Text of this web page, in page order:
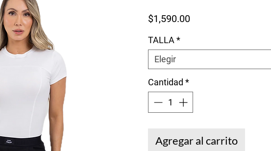
$1,590.00Precio
TALLA *
Elegir
Cantidad *
Agregar al carrito